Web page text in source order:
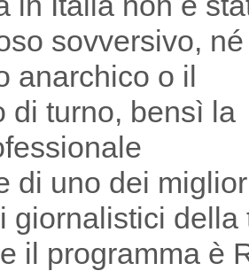
sovversivo,
anarchico o il
di turno, bensì la
di uno dei
giornalistici
il programma è